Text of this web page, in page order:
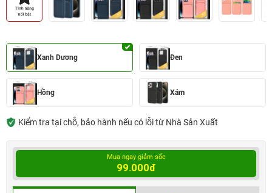
Xanh Dương Đen
Hồng Xám
Kiểm tra tại chỗ, bảo hành nếu có lỗi từ Nhà Sản Xuất
Mua ngay giảm sốc
99.000đ